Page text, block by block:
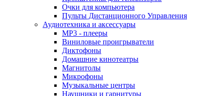
Очки для компьютера
Пульты Дистанционного Управления
Аудиотехника и аксессуары
MP3 - плееры
Виниловые проигрыватели
Диктофоны
Домашние кинотеатры
Магнитолы
Микрофоны
Музыкальные центры
Наушники и гарнитуры